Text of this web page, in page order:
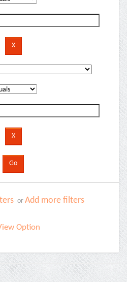
or Add more filters
Option